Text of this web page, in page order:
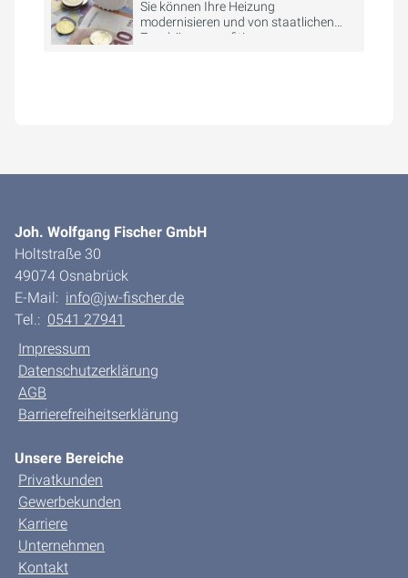
Sie können Ihre Heizung
modernisieren und von staatlichen
Zuschüssen profitieren.
Joh. Wolfgang Fischer GmbH
Holtstraße 30
49074 Osnabrück
E-Mail: info@jw-fischer.de
Tel.: 0541 27941
Impressum
Datenschutzerklärung
AGB
Barrierefreiheitserklärung
Unsere Bereiche
Privatkunden
Gewerbekunden
Karriere
Unternehmen
Kontakt